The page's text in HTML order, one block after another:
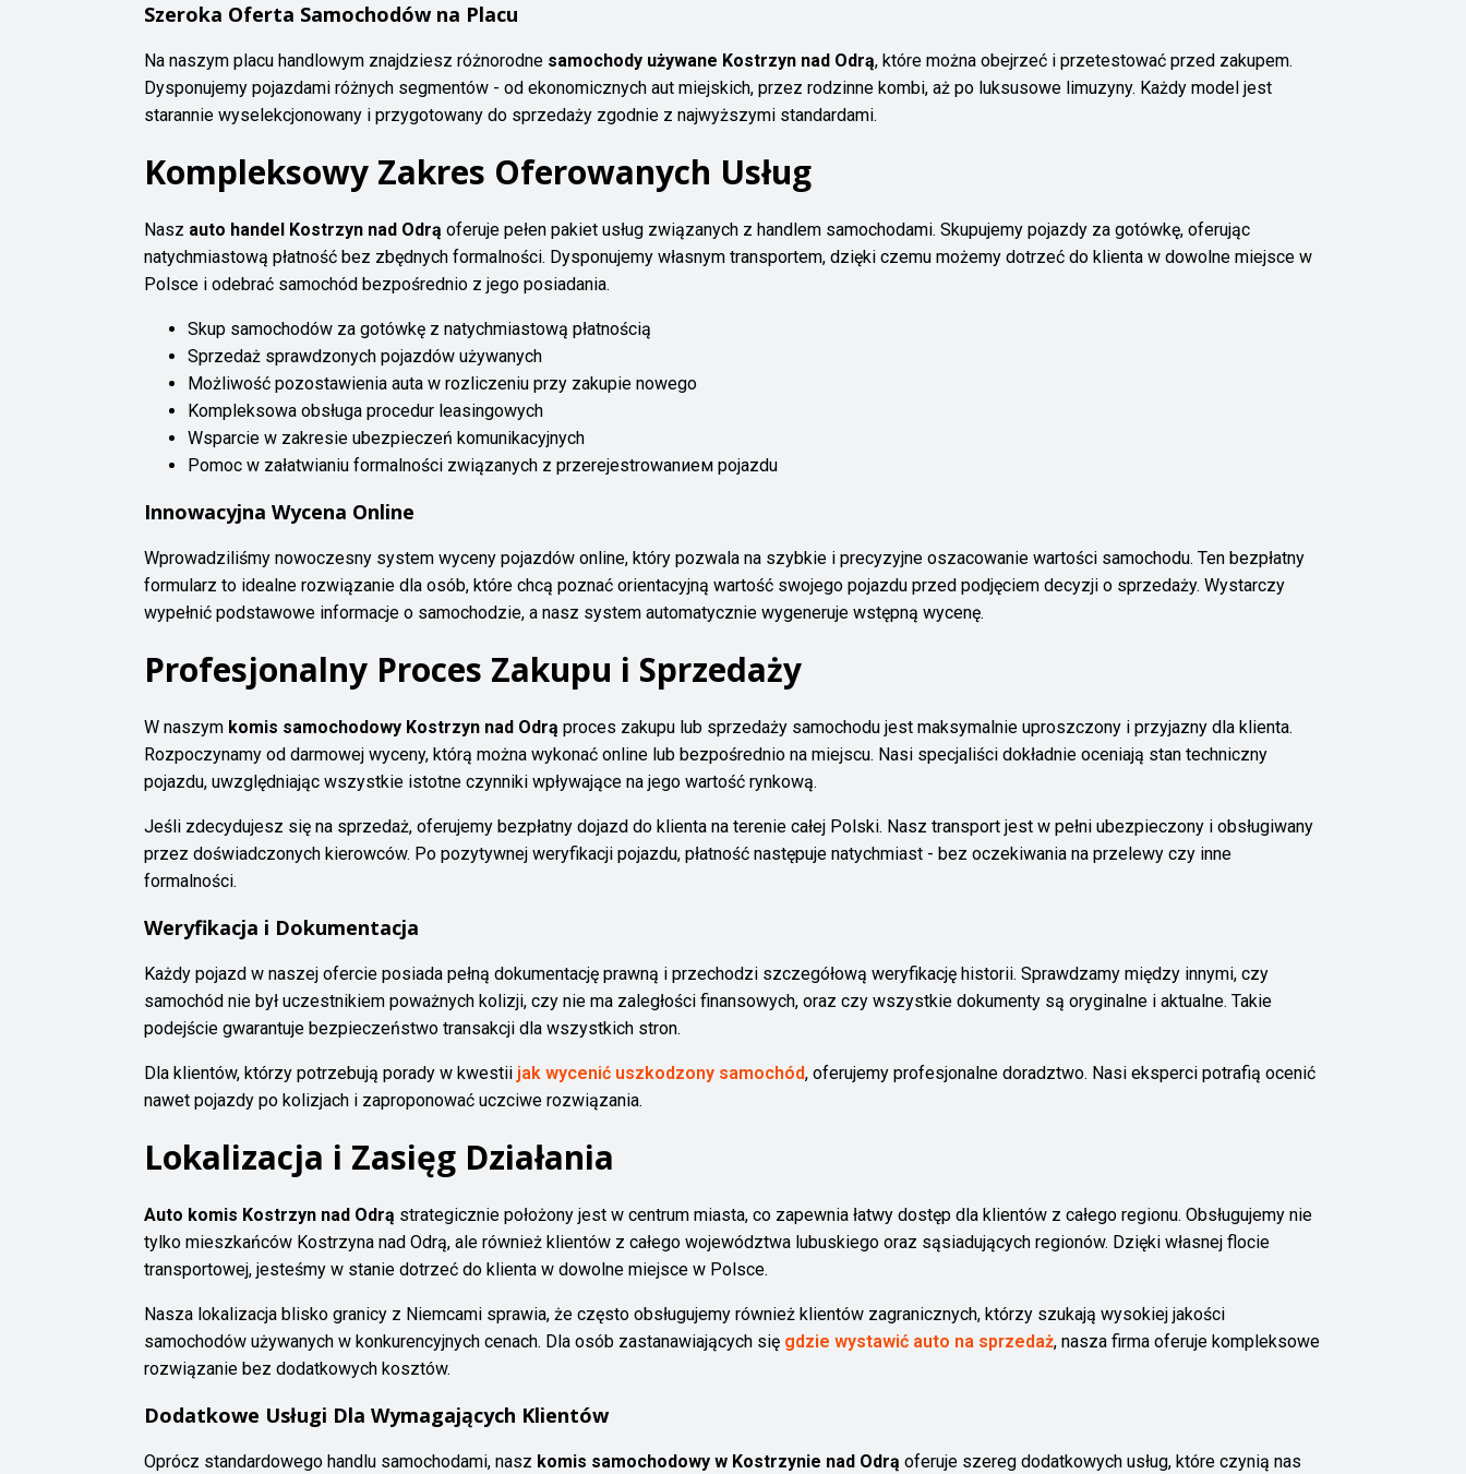
Szeroka Oferta Samochodów na Placu
Na naszym placu handlowym znajdziesz różnorodne samochody używane Kostrzyn nad Odrą, które można obejrzeć i przetestować przed zakupem.
Dysponujemy pojazdami różnych segmentów - od ekonomicznych aut miejskich, przez rodzinne kombi, aż po luksusowe limuzyny. Każdy model jest
starannie wyselekcjonowany i przygotowany do sprzedaży zgodnie z najwyższymi standardami.
Kompleksowy Zakres Oferowanych Usług
Nasz auto handel Kostrzyn nad Odrą oferuje pełen pakiet usług związanych z handlem samochodami. Skupujemy pojazdy za gotówkę, oferując
natychmiastową płatność bez zbędnych formalności. Dysponujemy własnym transportem, dzięki czemu możemy dotrzeć do klienta w dowolne miejsce w
Polsce i odebrać samochód bezpośrednio z jego posiadania.
Skup samochodów za gotówkę z natychmiastową płatnością
Sprzedaż sprawdzonych pojazdów używanych
Możliwość pozostawienia auta w rozliczeniu przy zakupie nowego
Kompleksowa obsługa procedur leasingowych
Wsparcie w zakresie ubezpieczeń komunikacyjnych
Pomoc w załatwianiu formalności związanych z przerejestrowanием pojazdu
Innowacyjna Wycena Online
Wprowadziliśmy nowoczesny system wyceny pojazdów online, który pozwala na szybkie i precyzyjne oszacowanie wartości samochodu. Ten bezpłatny
formularz to idealne rozwiązanie dla osób, które chcą poznać orientacyjną wartość swojego pojazdu przed podjęciem decyzji o sprzedaży. Wystarczy
wypełnić podstawowe informacje o samochodzie, a nasz system automatycznie wygeneruje wstępną wycenę.
Profesjonalny Proces Zakupu i Sprzedaży
W naszym komis samochodowy Kostrzyn nad Odrą proces zakupu lub sprzedaży samochodu jest maksymalnie uproszczony i przyjazny dla klienta.
Rozpoczynamy od darmowej wyceny, którą można wykonać online lub bezpośrednio na miejscu. Nasi specjaliści dokładnie oceniają stan techniczny
pojazdu, uwzględniając wszystkie istotne czynniki wpływające na jego wartość rynkową.
Jeśli zdecydujesz się na sprzedaż, oferujemy bezpłatny dojazd do klienta na terenie całej Polski. Nasz transport jest w pełni ubezpieczony i obsługiwany
przez doświadczonych kierowców. Po pozytywnej weryfikacji pojazdu, płatność następuje natychmiast - bez oczekiwania na przelewy czy inne
formalności.
Weryfikacja i Dokumentacja
Każdy pojazd w naszej ofercie posiada pełną dokumentację prawną i przechodzi szczegółową weryfikację historii. Sprawdzamy między innymi, czy
samochód nie był uczestnikiem poważnych kolizji, czy nie ma zaległości finansowych, oraz czy wszystkie dokumenty są oryginalne i aktualne. Takie
podejście gwarantuje bezpieczeństwo transakcji dla wszystkich stron.
Dla klientów, którzy potrzebują porady w kwestii jak wycenić uszkodzony samochód, oferujemy profesjonalne doradztwo. Nasi eksperci potrafią ocenić
nawet pojazdy po kolizjach i zaproponować uczciwe rozwiązania.
Lokalizacja i Zasięg Działania
Auto komis Kostrzyn nad Odrą strategicznie położony jest w centrum miasta, co zapewnia łatwy dostęp dla klientów z całego regionu. Obsługujemy nie
tylko mieszkańców Kostrzyna nad Odrą, ale również klientów z całego województwa lubuskiego oraz sąsiadujących regionów. Dzięki własnej flocie
transportowej, jesteśmy w stanie dotrzeć do klienta w dowolne miejsce w Polsce.
Nasza lokalizacja blisko granicy z Niemcami sprawia, że często obsługujemy również klientów zagranicznych, którzy szukają wysokiej jakości
samochodów używanych w konkurencyjnych cenach. Dla osób zastanawiających się gdzie wystawić auto na sprzedaż, nasza firma oferuje kompleksowe
rozwiązanie bez dodatkowych kosztów.
Dodatkowe Usługi Dla Wymagających Klientów
Oprócz standardowego handlu samochodami, nasz komis samochodowy w Kostrzynie nad Odrą oferuje szereg dodatkowych usług, które czynią nas